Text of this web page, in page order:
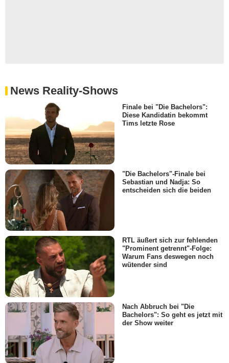
News Reality-Shows
Finale bei "Die Bachelors":
Diese Kandidatin bekommt
Tims letzte Rose
"Die Bachelors"-Finale bei
Sebastian und Nadja: So
entscheiden sich die beiden
RTL äußert sich zur fehlenden
"Prominent getrennt"-Folge:
Warum Fans deswegen noch
wütender sind
Nach Abbruch bei "Die
Bachelors": So geht es jetzt mit
der Show weiter